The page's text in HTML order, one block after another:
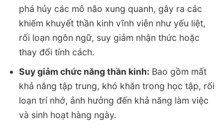
phá hủy các mô não xung quanh, gây ra các
khiếm khuyết thần kinh vĩnh viễn như yếu liệt,
rối loạn ngôn ngữ, suy giảm nhận thức hoặc
thay đổi tính cách.
Suy giảm chức năng thần kinh: Bao gồm mất
khả năng tập trung, khó khăn trong học tập, rối
loạn trí nhớ, ảnh hưởng đến khả năng làm việc
và sinh hoạt hàng ngày.